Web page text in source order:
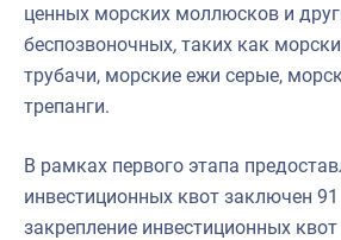
ценных морских моллюсков и
беспозвоночных, таких как
трубачи, морские ежи серые,
трепанги.
В рамках первого этапа
инвестиционных квот заключен
закрепление инвестиционных